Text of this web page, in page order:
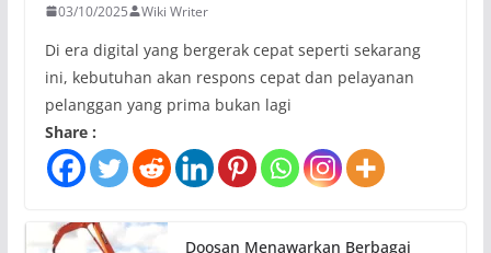
03/10/2025 Wiki Writer
Di era digital yang bergerak cepat seperti sekarang
ini, kebutuhan akan respons cepat dan pelayanan
pelanggan yang prima bukan lagi
Share :
Doosan Menawarkan Berbagai